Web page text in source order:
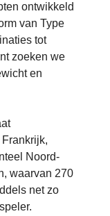
ontwikkeld
van Type
tot
zoeken we
en
Noord-
waarvan 270
net zo